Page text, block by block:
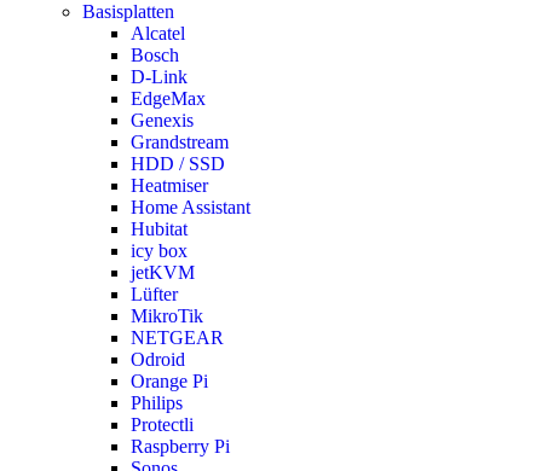
Basisplatten
Alcatel
Bosch
D-Link
EdgeMax
Genexis
Grandstream
HDD / SSD
Heatmiser
Home Assistant
Hubitat
icy box
jetKVM
Lüfter
MikroTik
NETGEAR
Odroid
Orange Pi
Philips
Protectli
Raspberry Pi